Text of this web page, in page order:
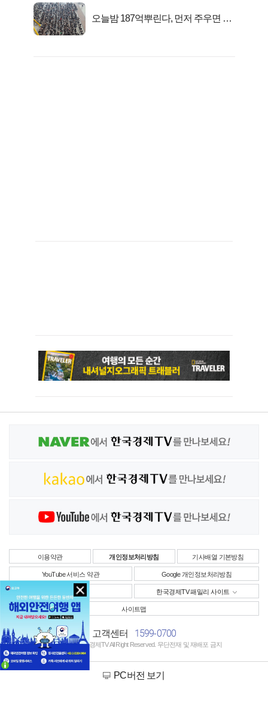
오늘밤 187억뿌린다, 먼저 주우면 최
이용약관 개인정보처리방침 기사배열 기본방침
YouTube 서비스 약관 Google 개인정보처리방침
사업자정보 한국경제TV 패밀리 사이트
사이트맵
고객센터 1599-0700
Copyright © 한국경제TV All Right Reserved. 무단전재 및 재배포 금지
PC버전 보기